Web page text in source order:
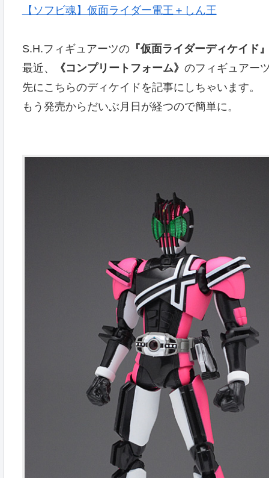
【ソフビ魂】仮面ライダー電王＋しん王
S.H.フィギュアーツの『仮面ライダーディケイド』
最近、
《コンプリートフォーム》 のフィギュアー
先にこちらのディケイドを記事にしちゃいます。
もう発売からだいぶ月日が経つので簡単に。